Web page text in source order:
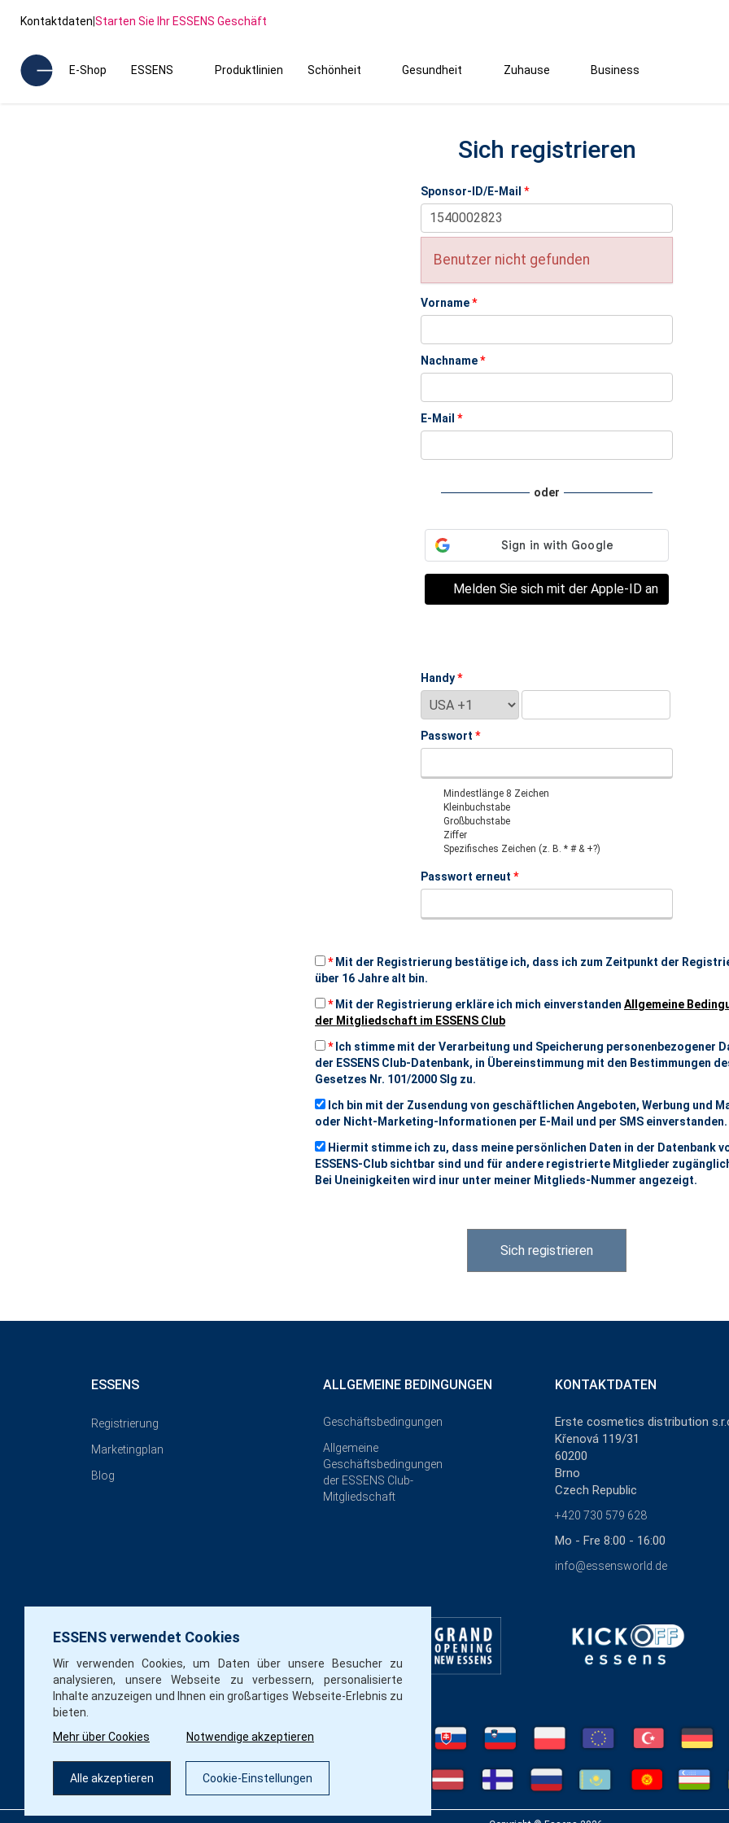
Kontaktdaten|Starten Sie Ihr ESSENS Geschäft
E-Shop ESSENS Produktlinien Schönheit Gesundheit Zuhause Business
Sich registrieren
Sponsor-ID/E-Mail *
Benutzer nicht gefunden
Vorname*
Nachname*
E-Mail *
oder
Melden Sie sich mit der Apple-ID an
Handy*
Passwort *
Mindestlänge 8 Zeichen
Kleinbuchstabe
Großbuchstabe
Ziffer
Spezifisches Zeichen (z. B. * # & +?)
Passwort erneut *
*Mit der Registrierung bestätige ich, dass ich zum Zeitpunkt der
über 16 Jahre alt bin.
*Mit der Registrierung erkläre ich mich einverstanden Allgemeine
der Mitgliedschaft im ESSENS Club
*Ich stimme mit der Verarbeitung und Speicherung personenbezogener
der ESSENS Club-Datenbank, in Übereinstimmung mit den Bestimmungen
Gesetzes Nr. 101/2000 Slg zu.
Ich bin mit der Zusendung von geschäftlichen Angeboten, Werbung und
oder Nicht-Marketing-Informationen per E-Mail und per SMS einverstanden.
Hiermit stimme ich zu, dass meine persönlichen Daten in der Datenbank
ESSENS-Club sichtbar sind und für andere registrierte Mitglieder
Bei Uneinigkeiten wird inur unter meiner Mitglieds-Nummer angezeigt.
Sich registrieren
ESSENS verwendet Cookies
Wir verwenden Cookies, um Daten über unsere Besucher zu
analysieren, unsere Webseite zu verbessern, personalisierte
Inhalte anzuzeigen und Ihnen ein großartiges Webseite-Erlebnis zu
bieten.
Mehr über Cookies
Notwendige akzeptieren
Alle akzeptieren Cookie-Einstellungen
ESSENS
Registrierung
Marketingplan
Blog
ALLGEMEINE BEDINGUNGEN
Geschäftsbedingungen
Allgemeine
Geschäftsbedingungen
der ESSENS Club-
Mitgliedschaft
KONTAKTDATEN
Erste cosmetics distribution
Křenová 119/31
60200
Brno
Czech Republic
+420 730 579 628
Mo - Fre 8:00 - 16:00
info@essensworld.de